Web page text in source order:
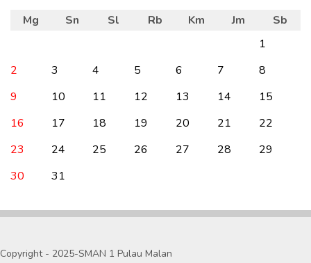
Mg Sn Sl Rb Km Jm
Sb
1
2
3 4 5 6 7
8
9
10 11 12 13 14
15
16
17 18 19 20 21
22
23
24 25 26 27 28
29
30
31
Copyright - 2025-SMAN 1 Pulau Malan